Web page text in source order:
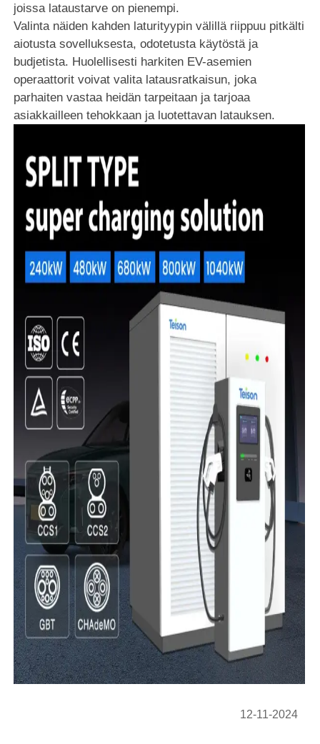
joissa lataustarve on pienempi.
Valinta näiden kahden laturityypin välillä riippuu pitkälti
aiotusta sovelluksesta, odotetusta käytöstä ja
budjetista. Huolellisesti harkiten EV-asemien
operaattorit voivat valita latausratkaisun, joka
parhaiten vastaa heidän tarpeitaan ja tarjoaa
asiakkailleen tehokkaan ja luotettavan latauksen.
12-11-2024